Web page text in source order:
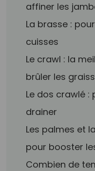
affiner les
La brasse :
cuisses
Le crawl : la
brûler les
Le dos crawlé :
drainer
Les palmes et
pour booster
Combien de